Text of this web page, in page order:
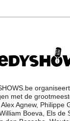
met de
Agnew, Philippe
Boeva, Els de